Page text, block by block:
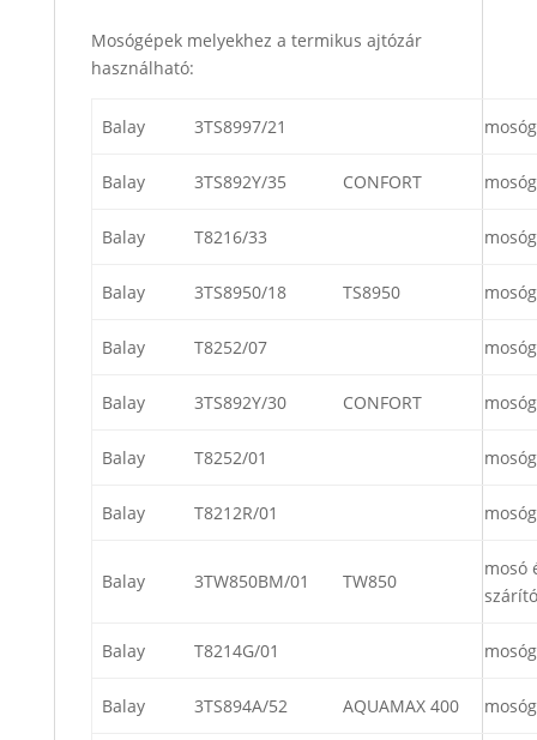
Mosógépek melyekhez a termikus ajtózár
használható:
Balay 3TS8997/21
Balay 3TS892Y/35 CONFORT
Balay T8216/33
Balay 3TS8950/18 TS8950
Balay T8252/07
Balay 3TS892Y/30 CONFORT
Balay T8252/01
Balay T8212R/01
Balay 3TW850BM/01 TW850
mosó
Balay T8214G/01
Balay 3TS894A/52 AQUAMAX 400